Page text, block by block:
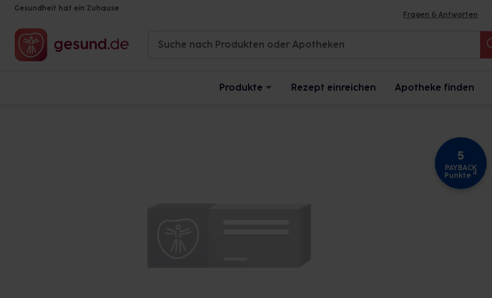
Gesundheit hat ein Zuhause
Fragen & Antworten
Produkte Rezept einreichen Apotheke finden
5
PAYBACK
Punkte 4